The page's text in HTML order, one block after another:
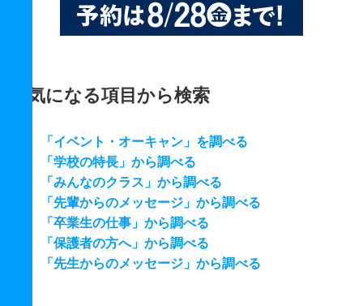
気になる項目から検索
「イベント・オーキャン」を調べる
「学校の特長」から調べる
「みんなのクラス」から調べる
「先輩からのメッセージ」から調べる
「卒業生の仕事」から調べる
「保護者の方へ」から調べる
「先生からのメッセージ」から調べる